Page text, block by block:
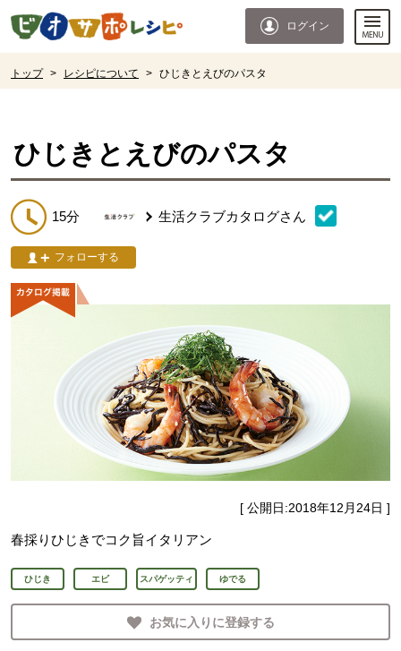
ページの先頭です。
ログイン
トップ > レシピについて > ひじきとえびのパスタ
ひじきとえびのパスタ
15分 生活クラブカタログさん
フォローする
[ 公開日:2018年12月24日 ]
春採りひじきでコク旨イタリアン
ひじき エビ スパゲッティ ゆでる
お気に入りに登録する